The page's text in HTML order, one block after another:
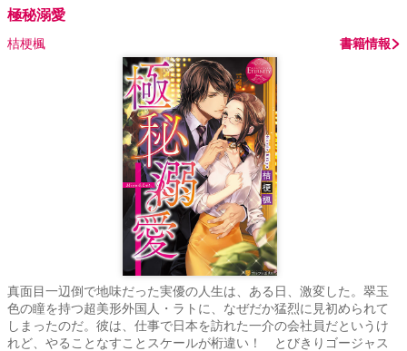
極秘溺愛
桔梗楓 書籍情報
真面目一辺倒で地味だった実優の人生は、ある日、激変した。翠玉
色の瞳を持つ超美形外国人・ラトに、なぜだか猛烈に見初められて
しまったのだ。彼は、仕事で日本を訪れた一介の会社員だというけ
れど、やることなすことスケールが桁違い！ とびきりゴージャス